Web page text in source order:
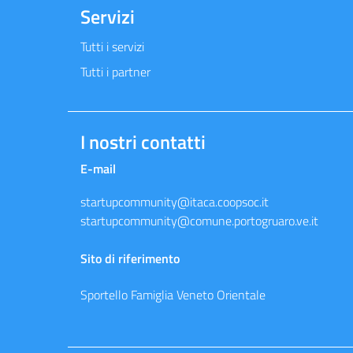
Servizi
Tutti i servizi
Tutti i partner
I nostri contatti
E-mail
startupcommunity@itaca.coopsoc.it
startupcommunity@comune.portogruaro.ve.it
Sito di riferimento
Sportello Famiglia Veneto Orientale